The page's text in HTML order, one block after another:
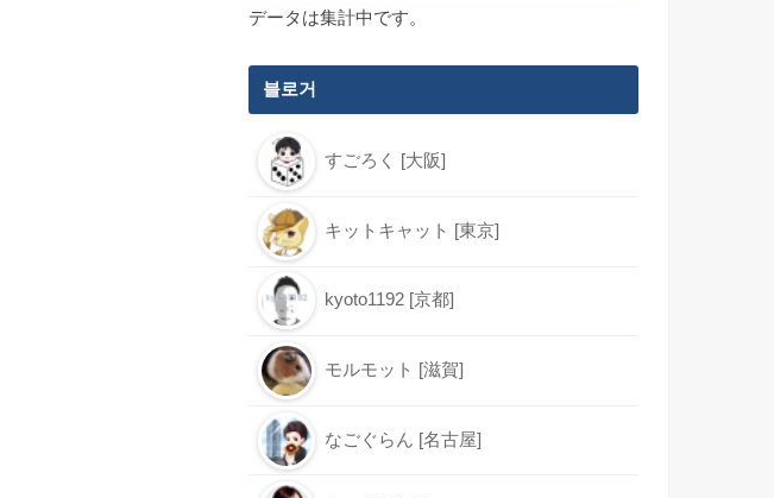
データは集計中です。
블로거
すごろく [大阪]
キットキャット [東京]
kyoto1192 [京都]
モルモット [滋賀]
なごぐらん [名古屋]